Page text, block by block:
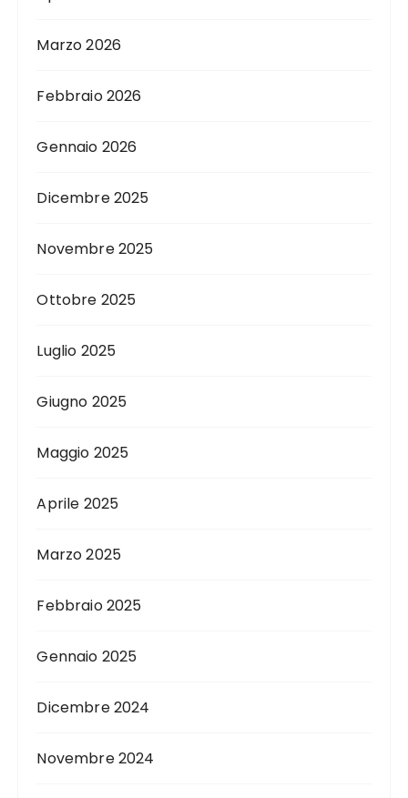
Marzo 2026
Febbraio 2026
Gennaio 2026
Dicembre 2025
Novembre 2025
Ottobre 2025
Luglio 2025
Giugno 2025
Maggio 2025
Aprile 2025
Marzo 2025
Febbraio 2025
Gennaio 2025
Dicembre 2024
Novembre 2024